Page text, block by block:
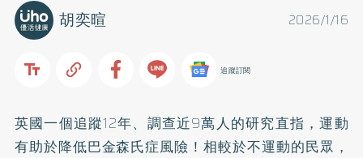
2026/1/16
胡奕暄
追蹤訂閱
英國一個追蹤12年、調查近9萬人的研究直指，運動
有助於降低巴金森氏症風險！相較於不運動的民眾，